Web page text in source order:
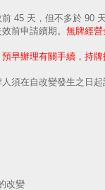
45 天，但不多於 90
前申請續期。 無牌經營
早辦理有關手續，持
須在自改變發生之日
改變